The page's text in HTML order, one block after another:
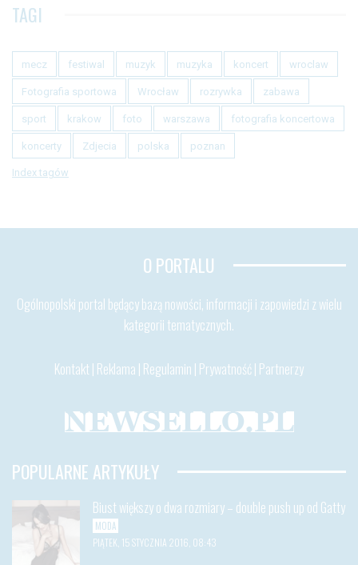
TAGI
mecz festiwal muzyk muzyka koncert wroclaw
Fotografia sportowa Wrocław rozrywka zabawa
sport krakow foto warszawa fotografia koncertowa
koncerty Zdjecia polska poznan
Index tagów
O PORTALU
Ogólnopolski portal będący bazą nowości, informacji i zapowiedzi z wielu
kategorii tematycznych.
Kontakt | Reklama | Regulamin | Prywatność| Partnerzy
POPULARNE ARTYKUŁY
Biust większy o dwa rozmiary – double push up od Gatty
MODA
PIĄTEK, 15 STYCZNIA 2016, 08:43